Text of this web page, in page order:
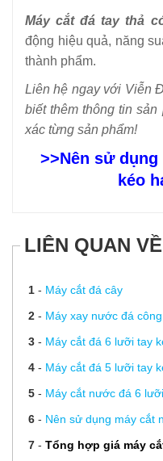
Máy cắt đá tay thả
động hiệu quả, năng
thành phẩm.
Liên hệ ngay với Viễn
biết thêm thông tin
xác từng sản phẩm!
>>Nên sử
kéo
LIÊN QUAN
1- Máy cắt đá cây
2- Máy xay nước đá
3- Máy cắt đá 6 lưỡi tay
4- Máy cắt đá 5 lưỡi tay
5- Máy cắt nước đá 6
6- Nên sử dụng máy cắt
7- Tổng hợp giá máy